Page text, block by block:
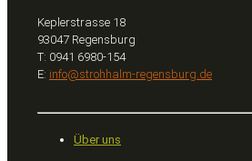
Keplerstrasse 18
93047 Regensburg
T: 0941 6980-154
E: info@strohhalm-regensburg.de
Über uns